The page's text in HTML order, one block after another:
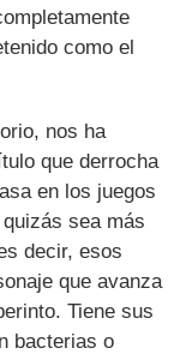
como el
nos ha
que derrocha
en los juegos
sea más
decir, esos
que avanza
Tiene sus
bacterias o